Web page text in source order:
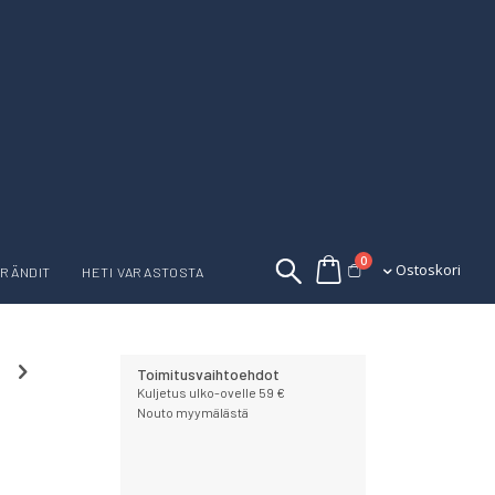
Ostoskori
0tuotettaOstoskori
HETI VARASTOSTA
Toimitusvaihtoehdot
Kuljetus ulko-ovelle 59 €
Nouto myymälästä